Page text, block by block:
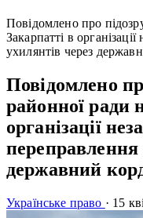
Повідомлено про
Закарпатті в
ухилянтів через
Повідомлено
районної ради
організації
переправлення
державний
Українське право · 15